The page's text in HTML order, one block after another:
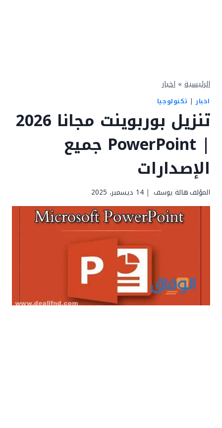
الرئيسية » اخبار
اخبار| تكنولوجيا
تنزيل بوربوينت مجانا 2026
| PowerPoint جميع
الإصدارات
المؤلفهالة يوسف 14 ديسمبر، 2025